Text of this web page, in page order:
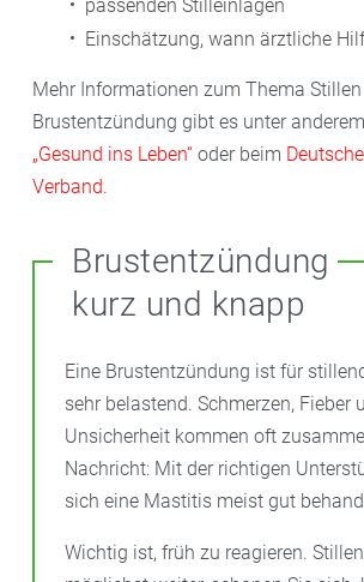
passenden Stilleinlagen
Einschätzung, wann ärztliche
Mehr Informationen zum Thema
Brustentzündung gibt es unter
„Gesund ins Leben“ oder beim
Verband.
Brustentzündung
kurz und knapp
Eine Brustentzündung ist für
sehr belastend. Schmerzen, Fieber
Unsicherheit kommen oft
Nachricht: Mit der richtigen
sich eine Mastitis meist gut
Wichtig ist, früh zu reagieren.